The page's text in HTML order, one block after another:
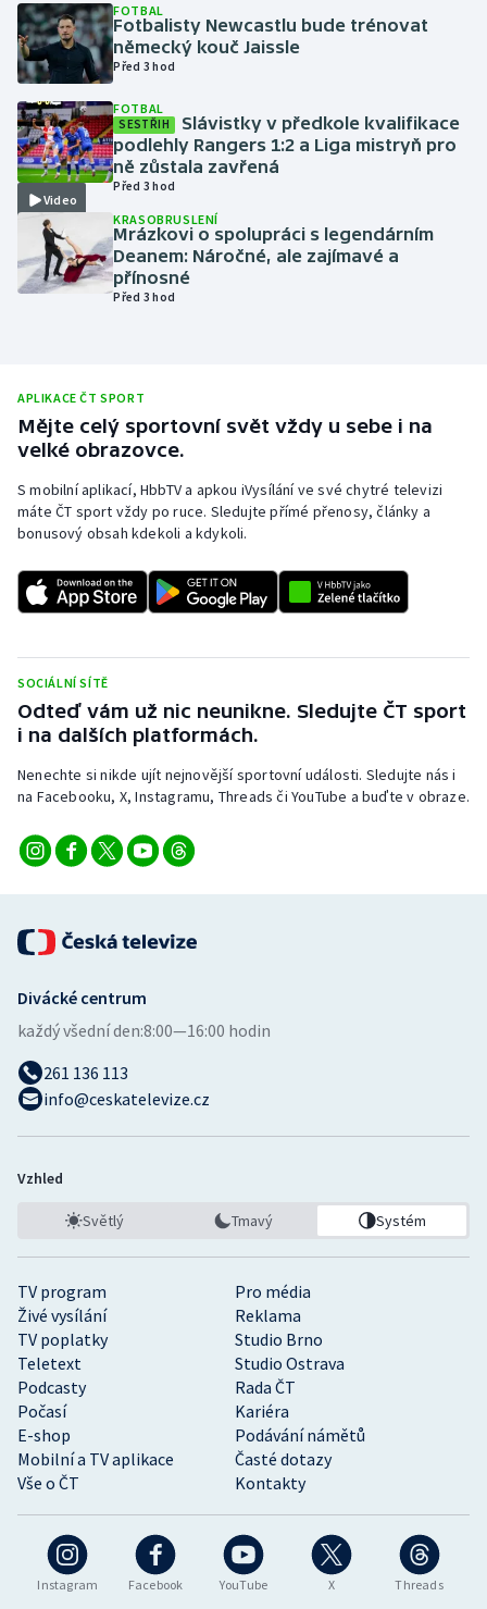
Lyže a snowboard
Moderní pětiboj
Motorsport
Olympijské hry
Parasport
Plavání
Ragby
Rychlobruslení
Rychlostní kanoistika
Short track
Sportovní střelba
Triatlon
Vodní slalom
Volejbal
FOTBAL
Fotbalisty Newcastlu bude trénovat
německý kouč Jaissle
Před 3 hod
Video
FOTBAL
SESTŘIH
Slávistky v předkole kvalifikace
podlehly Rangers 1:2 a Liga mistryň pro
ně zůstala zavřená
Před 3 hod
KRASOBRUSLENÍ
Mrázkovi o spolupráci s legendárním
Deanem: Náročné, ale zajímavé a
přínosné
Před 3 hod
APLIKACE ČT SPORT
Mějte celý sportovní svět vždy u sebe i na
velké obrazovce.
S mobilní aplikací, HbbTV a apkou iVysílání ve své chytré televizi
máte ČT sport vždy po ruce. Sledujte přímé přenosy, články a
bonusový obsah kdekoli a kdykoli.
SOCIÁLNÍ SÍTĚ
Odteď vám už nic neunikne. Sledujte ČT sport
i na dalších platformách.
Nenechte si nikde ujít nejnovější sportovní události. Sledujte nás i
na Facebooku, X, Instagramu, Threads či YouTube a buďte v obraze.
Instagram Facebook YouTube X Threads
TV program
Pro média
Živé vysílání
Reklama
TV poplatky
Studio Brno
Teletext
Studio Ostrava
Podcasty
Rada ČT
Počasí
Kariéra
E-shop
Podávání námětů
Mobilní a TV aplikace
Časté dotazy
Vše o ČT
Kontakty
Divácké centrum
každý všední den:8:00—16:00 hodin
261 136 113
info@ceskatelevize.cz
Vzhled
Světlý Tmavý Systém